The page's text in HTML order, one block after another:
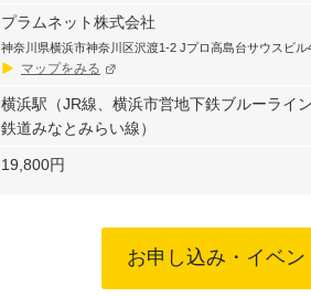
プラムネット株式会社
神奈川県横浜市神奈川区沢渡1-2 Jプロ高島台サウスビル
マップをみる
横浜駅（JR線、横浜市営地下鉄ブルーライ
鉄道みなとみらい線）
19,800円
お申し込み・イベ